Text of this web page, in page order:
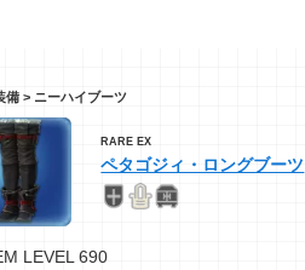
備 > ニーハイブーツ
RARE EX
ペタゴジィ・ロングブーツ
LEVEL 690